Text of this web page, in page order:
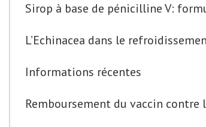
Sirop à base de pénicilline V:
L’Echinacea dans le
Informations récentes
Remboursement du vaccin